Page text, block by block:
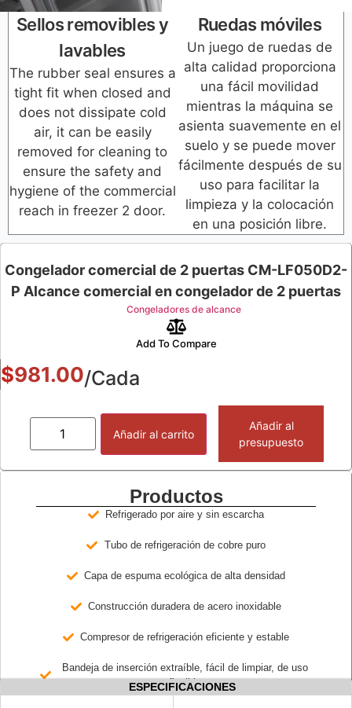
Sellos removibles y
lavables
The rubber seal ensures a
tight fit when closed and
does not dissipate cold
air, it can be easily
removed for cleaning to
ensure the safety and
hygiene of the commercial
reach in freezer 2 door.
Ruedas móviles
Un juego de ruedas de
alta calidad proporciona
una fácil movilidad
mientras la máquina se
asienta suavemente en el
suelo y se puede mover
fácilmente después de su
uso para facilitar la
limpieza y la colocación
en una posición libre.
Congelador comercial de 2 puertas CM-LF050D2-
P Alcance comercial en congelador de 2 puertas
Congeladores de alcance
Add To Compare
$981.00/Cada
Añadir al carrito
Añadir al
presupuesto
Productos
Refrigerado por aire y sin escarcha
Tubo de refrigeración de cobre puro
Capa de espuma ecológica de alta densidad
Construcción duradera de acero inoxidable
Compresor de refrigeración eficiente y estable
Bandeja de inserción extraíble, fácil de limpiar, de uso
flexible
ESPECIFICACIONES